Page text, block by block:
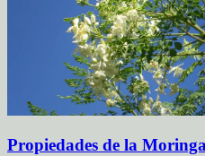
Propiedades de la